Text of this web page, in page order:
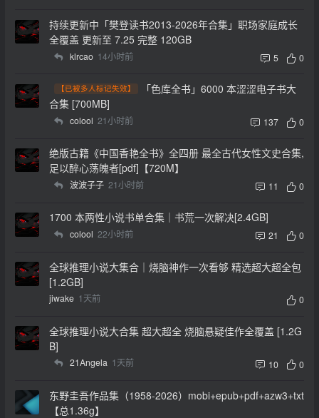
持续更新中「樊登读书2013-2026年合集」职场家庭成长
全覆盖 更新至 7.25 完整 120GB
klrcao 14小时前 5 0
【已被多人标记失效】
「色库全书」6000 本涩涩电子书大
合集 [700MB]
colool 21小时前 137 0
绝版古籍《中国香艳全书》全四册 最全古代女性文史合集,
足以醉心荡魄者[pdf]【720M】
波波子子 21小时前 11 0
1700 本两性小说书单合集｜书荒一次解决[2.4GB]
colool 22小时前 21 0
全球推理小说大集合｜烧脑神作一次看够 精选超大超全包
[1.2GB]
jiwake 1天前 0
全球推理小说大合集 超大超全 烧脑悬疑佳作全覆盖 [1.2G
B]
21Angela 1天前 10 0
东野圭吾作品集（1958-2026）mobi+epub+pdf+azw3+txt
【总1.36g】